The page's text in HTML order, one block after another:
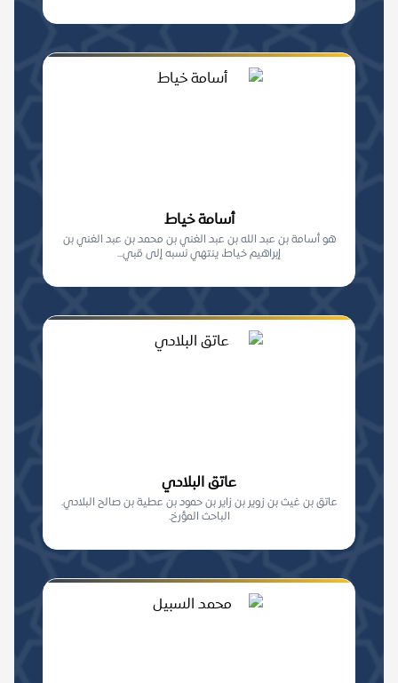
أسامة خياط
هو أسامة بن عبد الله بن عبد الغني بن محمد بن عبد الغني بن
إبراهيم خياط، ينتهي نسبه إلى قبي...
عاتق البلادي
عاتق بن غيث بن زوير بن زاير بن حمود بن عطية بن صالح البلادي.
الباحث المؤرخ.